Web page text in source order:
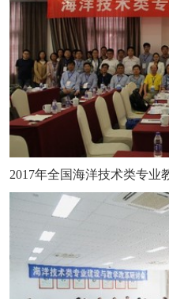
2017年全国海洋技术类专业